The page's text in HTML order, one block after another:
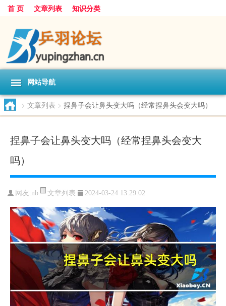
首 页 文章列表 知识分类
网站导航
> 文章列表 > 捏鼻子会让鼻头变大吗（经常捏鼻头会变大吗）
捏鼻子会让鼻头变大吗（经常捏鼻头会变大
吗）
网友:nb 文章列表 2024-03-24 13:29:02